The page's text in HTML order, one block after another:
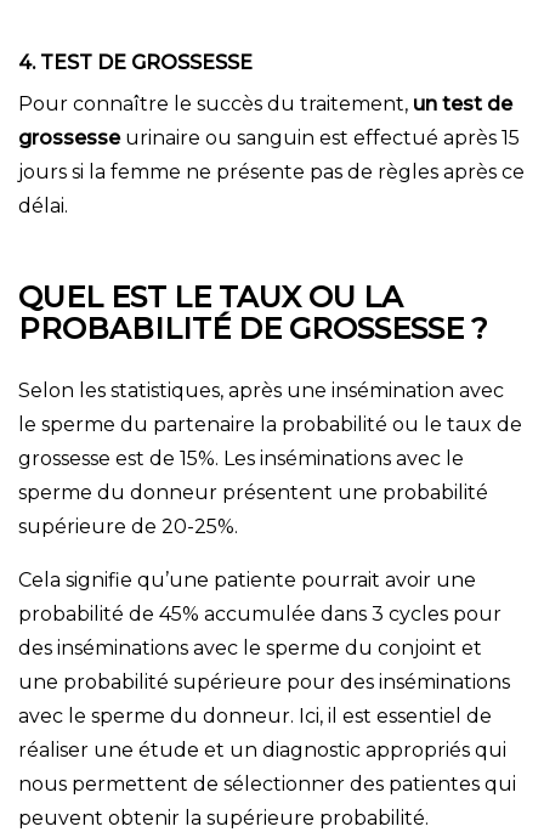
4. TEST DE GROSSESSE
Pour connaître le succès du traitement, un test de
grossesse urinaire ou sanguin est effectué après 15
jours si la femme ne présente pas de règles après ce
délai.
QUEL EST LE TAUX OU LA
PROBABILITÉ DE GROSSESSE ?
Selon les statistiques, après une insémination avec
le sperme du partenaire la probabilité ou le taux de
grossesse est de 15%. Les inséminations avec le
sperme du donneur présentent une probabilité
supérieure de 20-25%.
Cela signifie qu’une patiente pourrait avoir une
probabilité de 45% accumulée dans 3 cycles pour
des inséminations avec le sperme du conjoint et
une probabilité supérieure pour des inséminations
avec le sperme du donneur. Ici, il est essentiel de
réaliser une étude et un diagnostic appropriés qui
nous permettent de sélectionner des patientes qui
peuvent obtenir la supérieure probabilité.